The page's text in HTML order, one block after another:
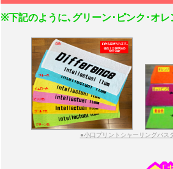
※下記のように､グリーン･ピンク･オ
●小口プリントシャーリングバス